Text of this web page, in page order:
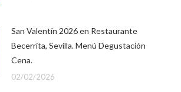
San Valentín 2026 en Restaurante
Becerrita, Sevilla. Menú Degustación
Cena.
02/02/2026